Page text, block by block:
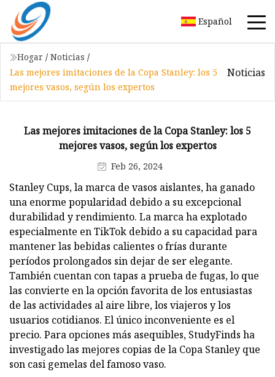
Español
Hogar / Noticias /
Las mejores imitaciones de la Copa Stanley: los 5
mejores vasos, según los expertos
Noticias
Las mejores imitaciones de la Copa Stanley: los 5
mejores vasos, según los expertos
Feb 26, 2024
Stanley Cups, la marca de vasos aislantes, ha ganado
una enorme popularidad debido a su excepcional
durabilidad y rendimiento. La marca ha explotado
especialmente en TikTok debido a su capacidad para
mantener las bebidas calientes o frías durante
períodos prolongados sin dejar de ser elegante.
También cuentan con tapas a prueba de fugas, lo que
las convierte en la opción favorita de los entusiastas
de las actividades al aire libre, los viajeros y los
usuarios cotidianos. El único inconveniente es el
precio. Para opciones más asequibles, StudyFinds ha
investigado las mejores copias de la Copa Stanley que
son casi gemelas del famoso vaso.